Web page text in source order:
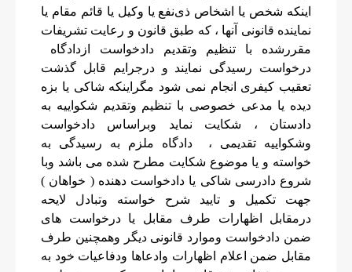
اینکه شخص یا اشخاص ذی‌نفع یا وکیل یا قائم‌ مقام یا
نماینده قانونی آنها ، که طبق قانون و رعایت تشریفات
مقررشده با تنظیم وتقدیم دادخواست ازدادگاه
درخواست رسیدگی نمایند و درجرایم قابل گذشت
تعقیب کیفری انجام نمی شود مگراینکه شاکی یا بزه
دیده یا مدعی خصوصی با تنظیم وتقدیم شکواییه به
دادستان ، شکایت نماید وبراساس دادخواست
وشکواییه تقدیمی ، دادگاه ملزم به رسیدگی به
خواسته و یا موضوع شکایت مطرح شده می باشد وبا
شروع دادرسی شاکی یا دادخواست دهنده ( خواهان )
جهت تکمیل و تایید شرح خواسته وتبادل لایحه
درمقابل اظهارات طرف مقابل یا درخواست های
ضمن دادخواست وموارد قانونی دیگر وهمچنین طرف
مقابل ضمن اعلام اظهارات وادعاها ودفاعیات خود به